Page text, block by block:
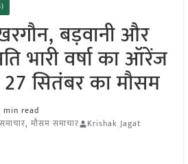
बड़वानी और
भारी वर्षा का ऑरेंज
सितंबर का मौसम
min read
, मौसम समाचार Krishak Jagat